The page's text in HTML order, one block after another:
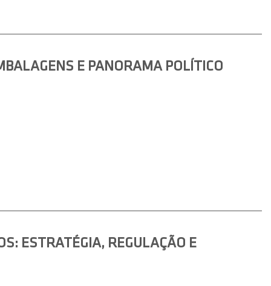
E PANORAMA POLÍTICO
ESTRATÉGIA, REGULAÇÃO E